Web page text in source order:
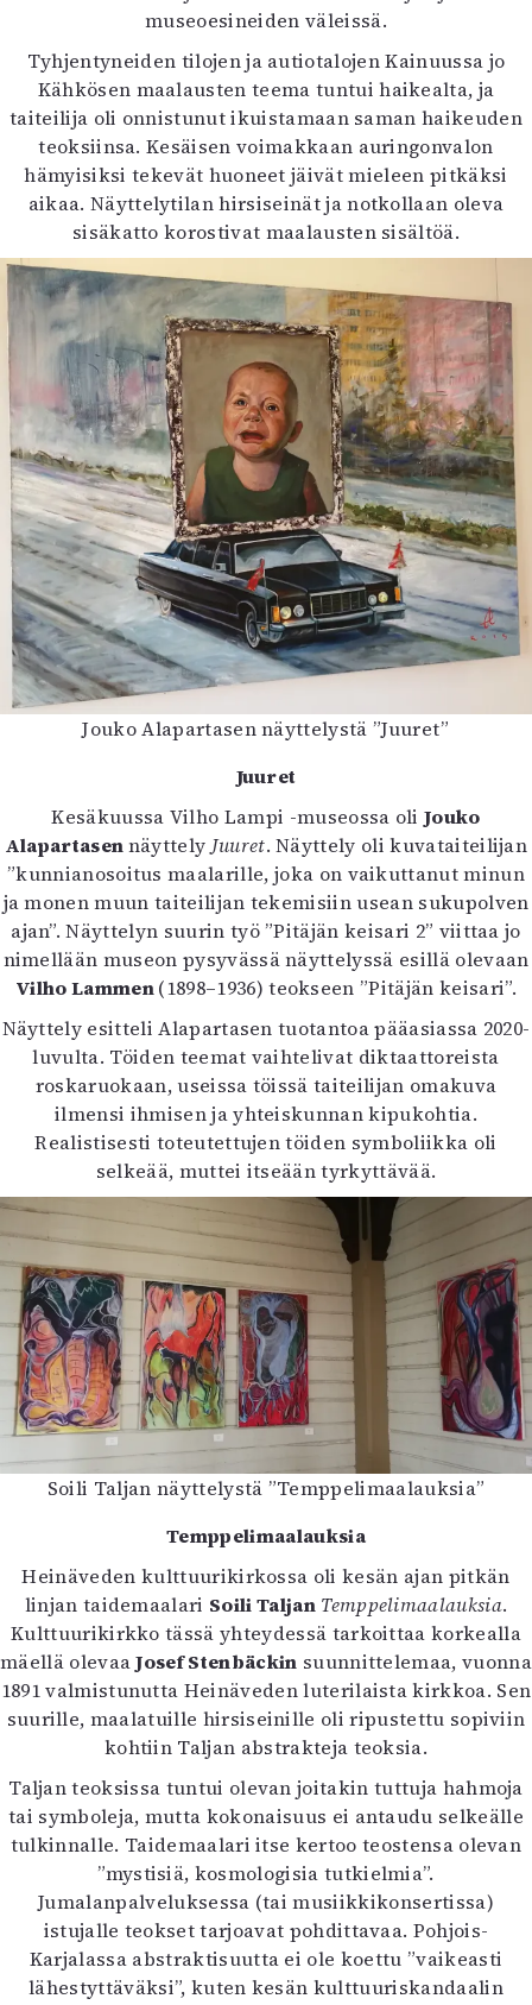
museoesineiden väleissä.
Tyhjentyneiden tilojen ja autiotalojen Kainuussa jo
Kähkösen maalausten teema tuntui haikealta, ja
taiteilija oli onnistunut ikuistamaan saman haikeuden
teoksiinsa. Kesäisen voimakkaan auringonvalon
hämyisiksi tekevät huoneet jäivät mieleen pitkäksi
aikaa. Näyttelytilan hirsiseinät ja notkollaan oleva
sisäkatto korostivat maalausten sisältöä.
Jouko Alapartasen näyttelystä ”Juuret”
Juuret
Kesäkuussa Vilho Lampi -museossa oliJouko
Alapartasennäyttely Juuret. Näyttely oli kuvataiteilijan
”kunnianosoitus maalarille, joka on vaikuttanut minun
ja monen muun taiteilijan tekemisiin usean sukupolven
ajan”. Näyttelyn suurin työ ”Pitäjän keisari 2” viittaa jo
nimellään museon pysyvässä näyttelyssä esillä olevaan
Vilho Lammen(1898–1936) teokseen ”Pitäjän keisari”.
Näyttely esitteli Alapartasen tuotantoa pääasiassa 2020-
luvulta. Töiden teemat vaihtelivat diktaattoreista
roskaruokaan, useissa töissä taiteilijan omakuva
ilmensi ihmisen ja yhteiskunnan kipukohtia.
Realistisesti toteutettujen töiden symboliikka oli
selkeää, muttei itseään tyrkyttävää.
Soili Taljan näyttelystä ”Temppelimaalauksia”
Temppelimaalauksia
Heinäveden kulttuurikirkossa oli kesän ajan pitkän
linjan taidemaalari Soili Taljan Temppelimaalauksia.
Kulttuurikirkko tässä yhteydessä tarkoittaa korkealla
mäellä olevaaJosef Stenbäckin suunnittelemaa, vuonna
1891 valmistunutta Heinäveden luterilaista kirkkoa. Sen
suurille, maalatuille hirsiseinille oli ripustettu sopiviin
kohtiin Taljan abstrakteja teoksia.
Taljan teoksissa tuntui olevan joitakin tuttuja hahmoja
tai symboleja, mutta kokonaisuus ei antaudu selkeälle
tulkinnalle. Taidemaalari itse kertoo teostensa olevan
”mystisiä, kosmologisia tutkielmia”.
Jumalanpalveluksessa (tai musiikkikonsertissa)
istujalle teokset tarjoavat pohdittavaa. Pohjois-
Karjalassa abstraktisuutta ei ole koettu ”vaikeasti
lähestyttäväksi”, kuten kesän kulttuuriskandaalin